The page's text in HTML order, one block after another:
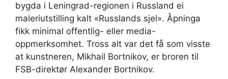
bygda i Leningrad-regionen i Russland ei
maleriutstilling kalt «Russlands sjel». Åpninga
fikk minimal offentlig- eller media-
oppmerksomhet. Tross alt var det få som visste
at kunstneren, Mikhail Bortnikov, er broren til
FSB-direktør Alexander Bortnikov.